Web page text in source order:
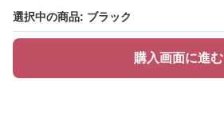
選択中の商品: ブラック
購入画面に進む
選択中の商品: ブラック
購入画面に進む